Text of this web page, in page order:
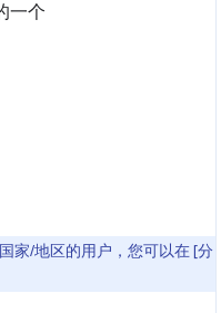
一个
家/地区的用户，您可以在 [分